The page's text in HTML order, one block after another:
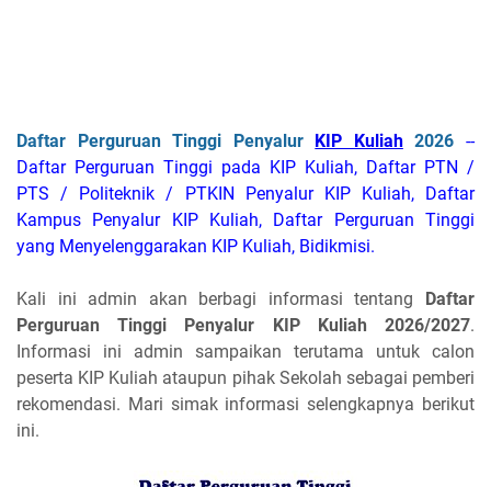
Daftar Perguruan Tinggi Penyalur KIP Kuliah2026 --
Daftar Perguruan Tinggi pada KIP Kuliah, Daftar PTN /
PTS / Politeknik / PTKIN Penyalur KIP Kuliah, Daftar
Kampus Penyalur KIP Kuliah, Daftar Perguruan Tinggi
yang Menyelenggarakan KIP Kuliah, Bidikmisi.
Kali ini admin akan berbagi informasi tentang Daftar
Perguruan Tinggi Penyalur KIP Kuliah 2026/2027.
Informasi ini admin sampaikan terutama untuk calon
peserta KIP Kuliah ataupun pihak Sekolah sebagai pemberi
rekomendasi. Mari simak informasi selengkapnya berikut
ini.